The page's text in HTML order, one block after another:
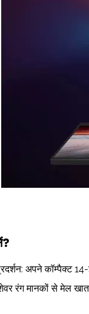
अपने कॉम्पैक्ट
रंग मानकों से मेल